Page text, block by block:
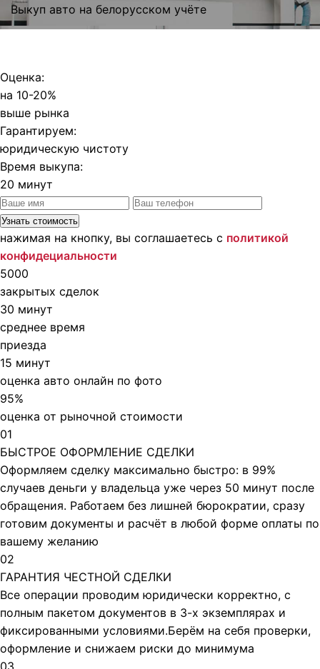
Выкуп авто на белорусском учёте
Оценка:
на 10-20%
выше рынка
Гарантируем:
юридическую чистоту
Время выкупа:
20 минут
нажимая на кнопку, вы соглашаетесь с политикой
конфидециальности
5000
закрытых сделок
30 минут
среднее время
приезда
15 минут
оценка авто онлайн по фото
95%
оценка от рыночной стоимости
01
БЫСТРОЕ ОФОРМЛЕНИЕ СДЕЛКИ
Оформляем сделку максимально быстро: в 99%
случаев деньги у владельца уже через 50 минут после
обращения.​ Работаем без лишней бюрократии, сразу
готовим документы и расчёт в любой форме оплаты по
вашему желанию
02
ГАРАНТИЯ ЧЕСТНОЙ СДЕЛКИ
Все операции проводим юридически корректно, с
полным пакетом документов в 3-х экземплярах и
фиксированными условиями.​Берём на себя проверки,
оформление и снижаем риски до минимума
03